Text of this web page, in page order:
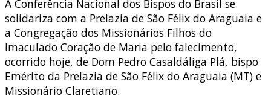
A Conferência Nacional dos Bispos do Brasil se
solidariza com a Prelazia de São Félix do Araguaia e
a Congregação dos Missionários Filhos do
Imaculado Coração de Maria pelo falecimento,
ocorrido hoje, de Dom Pedro Casaldáliga Plá, bispo
Emérito da Prelazia de São Félix do Araguaia (MT) e
Missionário Claretiano.